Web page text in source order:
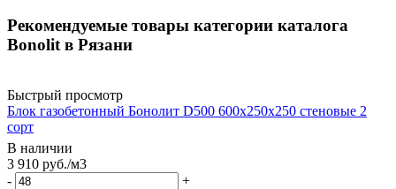
Рекомендуемые товары категории каталога
Bonolit в Рязани
Быстрый просмотр
Блок газобетонный Бонолит D500 600х250х250 стеновые 2
сорт
В наличии
3 910 руб./м3
-
+